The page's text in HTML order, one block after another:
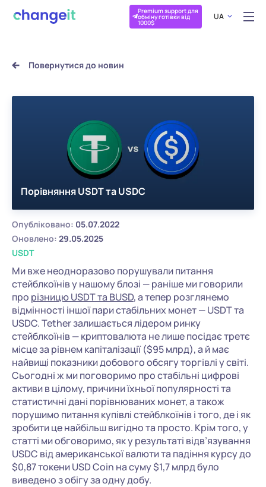
Premium support для
обміну готівки від
1000$
UA
Повернутися до новин
Порівняння USDT та USDC
Опубліковано: 05.07.2022
Оновлено: 29.05.2025
USDT
Ми вже неодноразово порушували питання
стейблкоїнів у нашому блозі — раніше ми говорили
про різницю USDT та BUSD, а тепер розглянемо
відмінності іншої пари стабільних монет — USDT та
USDC. Tether залишається лідером ринку
стейблкоїнів — криптовалюта не лише посідає третє
місце за рівнем капіталізації ($95 млрд), а й має
найвищі показники добового обсягу торгівлі у світі.
Сьогодні ж ми поговоримо про стабільні цифрові
активи в цілому, причини їхньої популярності та
статистичні дані порівнюваних монет, а також
порушимо питання купівлі стейблкоїнів і того, де і як
зробити це найбільш вигідно та просто. Крім того, у
статті ми обговоримо, як у результаті відв’язування
USDС від американської валюти та падіння курсу до
$0,87 токени USD Coin на суму $1,7 млрд було
виведено з обігу за одну добу.